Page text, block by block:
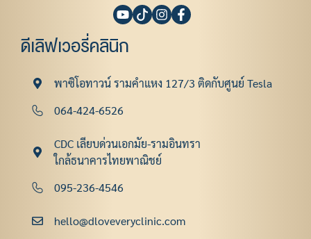
ดีเลิฟเวอรี่คลินิก
พาซิโอทาวน์ รามคําแหง 127/3 ติดกับศูนย์ Tesla
064-424-6526
CDC เลียบด่วนเอกมัย-รามอินทรา
ใกล้ธนาคารไทยพาณิชย์
095-236-4546
hello@dloveveryclinic.com